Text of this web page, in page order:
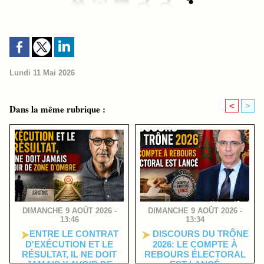
Lundi 11 Mai 2026
Dans la même rubrique : < >
DIMANCHE 9 AOÛT 2026 -
13:46
​ENTRE LE CONTRAT
D'EXÉCUTION ET LE
RÉSULTAT, IL NE DOIT
DIMANCHE 9 AOÛT 2026 -
13:34
DISCOURS DU TRÔNE
2026: LE COMPTE À
REBOURS ÉLECTORAL